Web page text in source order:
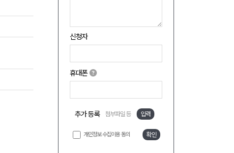
신청자
휴대폰
추가 등록 첨부파일 등 입력
개인정보 수집이용 동의 확인